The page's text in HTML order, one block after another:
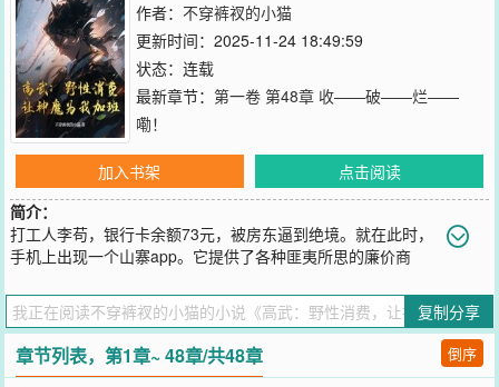
作者： 不穿裤衩的小猫
更新时间：2025-11-24 18:49:59
状态：连载
最新章节： 第一卷 第48章 收——破——烂——
嘞！
加入书架
点击阅读
简介：
打工人李苟，银行卡余额73元，被房东逼到绝境。就在此时，
手机上出现一个山寨app。它提供了各种匪夷所思的廉价商
空出现！刮开后，中奖499元！“这app……竟然是真的？！”无论多么
廉价的商品，都会按照其最夸张的宣传语100%具现化！当他用香水引
发全小区混乱逃脱房东，用脑回路药丸吓跑高利贷，系统提示出现
了：【恭喜解锁：概念武装·丐版！】【恭喜解锁：法则基石·边角
复制分享
章节列表，第1章~ 48章/共48章 倒序